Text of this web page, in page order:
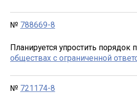
№ 788669-8
Планируется упростить порядок
обществах с ограниченной
№ 721174-8